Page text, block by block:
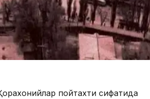
пойтахти сифатида